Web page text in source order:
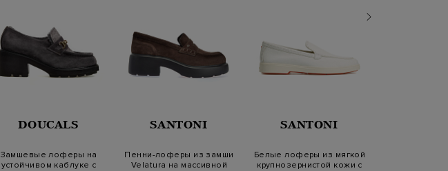
DOUCALS
Замшевые лоферы на
устойчивом каблуке с
SANTONI
Пенни-лоферы из замши
Velatura на массивной
SANTONI
Белые лоферы из мягкой
крупнозернистой кожи с